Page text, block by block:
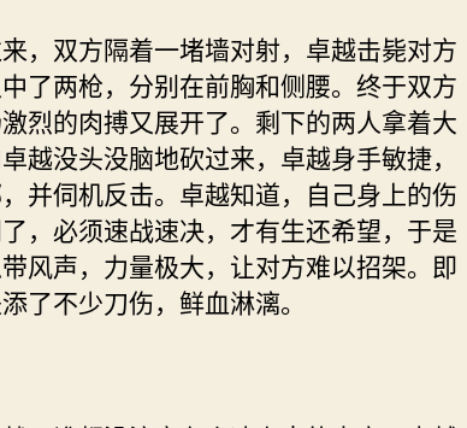
双方隔着一堵墙对射，卓越击毙对方
了两枪，分别在前胸和侧腰。终于双方
烈的肉搏又展开了。剩下的两人拿着大
越没头没脑地砍过来，卓越身手敏捷，
并伺机反击。卓越知道，自己身上的伤
，必须速战速决，才有生还希望，于是
风声，力量极大，让对方难以招架。即
了不少刀伤，鲜血淋漓。